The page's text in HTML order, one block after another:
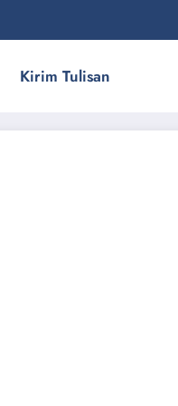
Kirim Tulisan